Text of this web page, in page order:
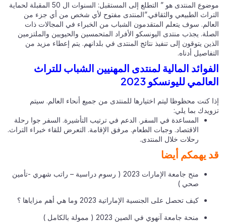
موضوع المنتدى هو ” التطلع إلى المستقبل: السنوات ال 50 المقبلة لحماية
الطبيعي والثقافي.”المنتدى مفتوح لأي شخص من أي جزء من
سوف يتعلم المتقدمون الشباب من الخبراء في المجالات ذات
يجذب منتدى اليونسكو الأفراد المتحمسين والحيويين والملتزمين
يتوقون إلى تنفيذ نتائج المنتدى في بلدانهم. يتم إعطاء مزيد من
أدناه.
المالية لمنتدى المهنيين الشباب للتراث
لليونسكو 2023
كنت محظوظا ليتم اختيارها للمنتدى من جميع أنحاء العالم. سيتم
بما يلي:
المساعدة في السفر. الدعم في ترتيب التأشيرة. السفر جوا رحلة
الاقتصاد. وجبات الطعام. مرفق الإقامة. التعرض للقاء خبراء التراث.
رحلات خلال المنتدى.
يهمكم أيضا
منح جامعة الإمارات 2023 ( رسوم دراسية – راتب شهري -تأمين
صحي )
كيف تحصل على الجنسية الإماراتية 2023 وما هي أهم مزاياها ؟
منحة جامعة آنهوي في الصين 2023 ( ممولة بالكامل )